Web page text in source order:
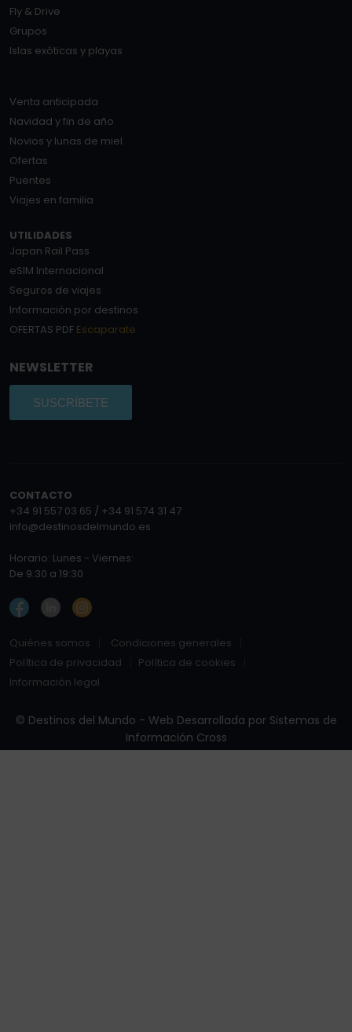
Fly & Drive
Grupos
Islas exóticas y playas
Venta anticipada
Navidad y fin de año
Novios y lunas de miel
Ofertas
Puentes
Viajes en familia
UTILIDADES
Japan Rail Pass
eSIM Internacional
Seguros de viajes
Información por destinos
OFERTAS PDF Escaparate
NEWSLETTER
SUSCRÍBETE
CONTACTO
+34 91 557 03 65 / +34 91 574 31 47
info@destinosdelmundo.es
Horario: Lunes - Viernes:
De 9:30 a 19:30
Quiénes somos
Condiciones generales
Política de privacidad
Política de cookies
Información legal
© Destinos del Mundo - Web Desarrollada por Sistemas de
Información Cross